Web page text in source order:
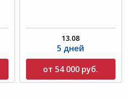
13.08
5 дней
от 54 000 руб.